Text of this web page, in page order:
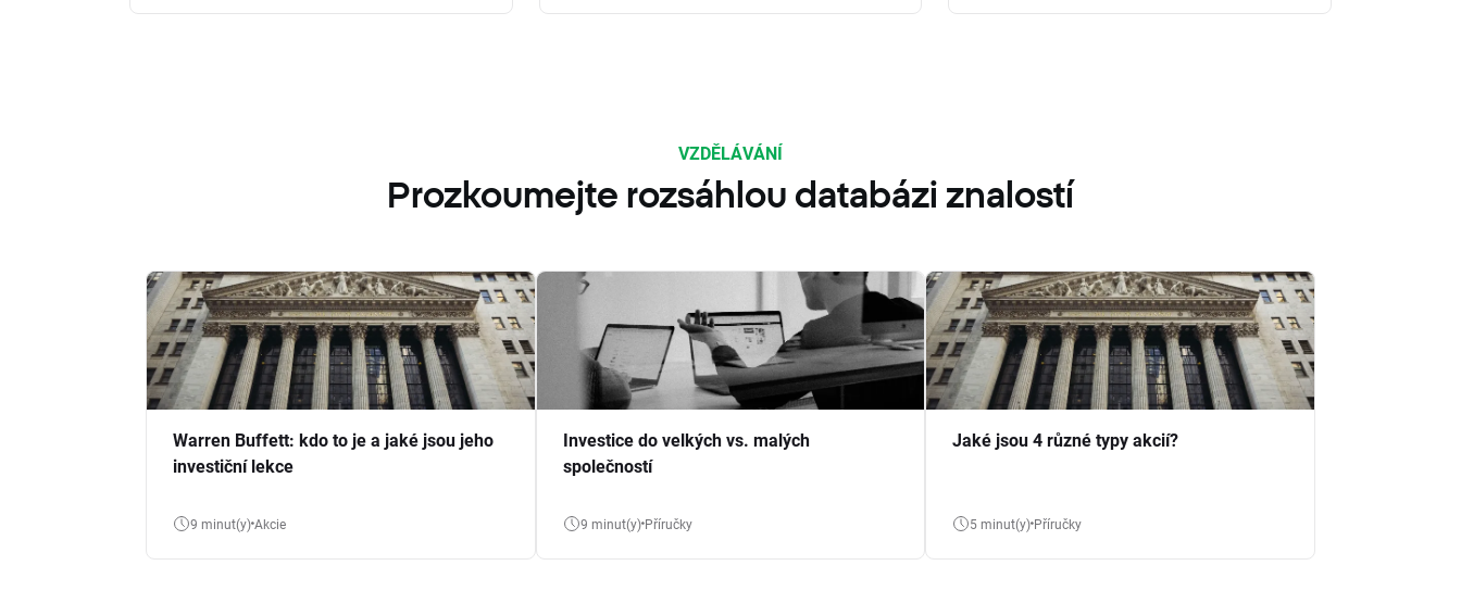
VZDĚLÁVÁNÍ
Prozkoumejte rozsáhlou databázi znalostí
Warren Buffett: kdo to je a jaké jsou jeho
investiční lekce
9 minut(y) Akcie
Investice do velkých vs. malých
společností
9 minut(y) Příručky
Jaké jsou 4 různé typy akcií?
5 minut(y) Příručky